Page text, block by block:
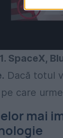
SpaceX,
Dacă totul
care
mai